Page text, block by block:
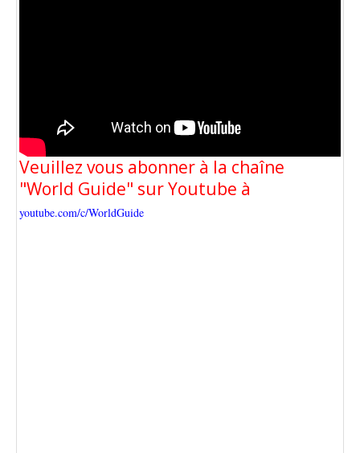
Veuillez vous abonner à la chaîne
"World Guide" sur Youtube à
youtube.com/c/WorldGuide